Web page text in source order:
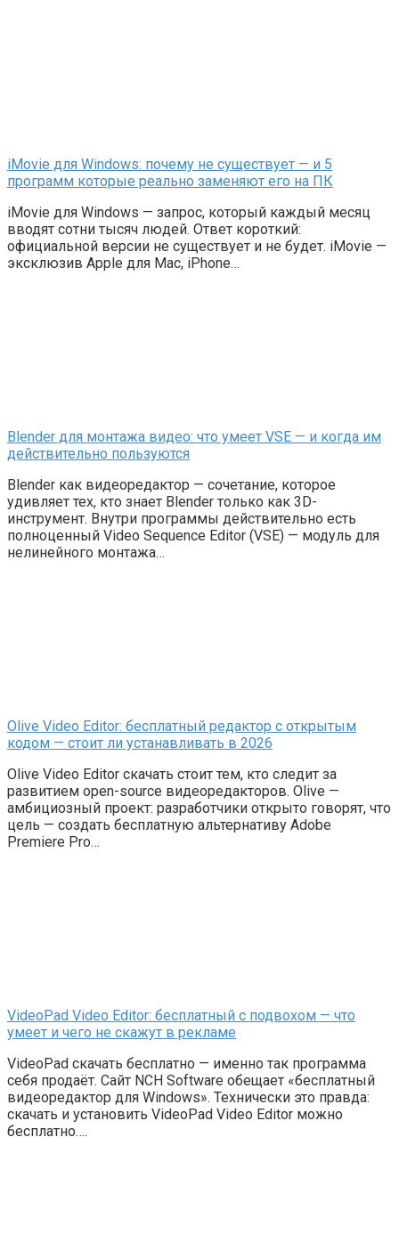
iMovie для Windows: почему не существует — и 5
программ которые реально заменяют его на ПК
iMovie для Windows — запрос, который каждый месяц
вводят сотни тысяч людей. Ответ короткий:
официальной версии не существует и не будет. iMovie —
эксклюзив Apple для Mac, iPhone…
Blender для монтажа видео: что умеет VSE — и когда им
действительно пользуются
Blender как видеоредактор — сочетание, которое
удивляет тех, кто знает Blender только как 3D-
инструмент. Внутри программы действительно есть
полноценный Video Sequence Editor (VSE) — модуль для
нелинейного монтажа…
Olive Video Editor: бесплатный редактор с открытым
кодом — стоит ли устанавливать в 2026
Olive Video Editor скачать стоит тем, кто следит за
развитием open-source видеоредакторов. Olive —
амбициозный проект: разработчики открыто говорят, что
цель — создать бесплатную альтернативу Adobe
Premiere Pro…
VideoPad Video Editor: бесплатный с подвохом — что
умеет и чего не скажут в рекламе
VideoPad скачать бесплатно — именно так программа
себя продаёт. Сайт NCH Software обещает «бесплатный
видеоредактор для Windows». Технически это правда:
скачать и установить VideoPad Video Editor можно
бесплатно….